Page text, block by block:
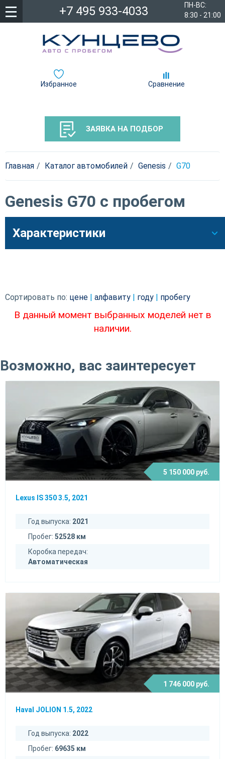
ПН-ВС:
8:30 - 21:00
+7 495 933-4033
Избранное Сравнение
ЗАЯВКА НА ПОДБОР
Главная Каталог автомобилей Genesis G70
Genesis G70 с пробегом
Характеристики
Сортировать по: цене алфавиту году пробегу
В данный момент выбранных моделей нет в
наличии.
Возможно, вас заинтересует
5 150 000 руб.
Lexus IS 350 3.5, 2021
Год выпуска: 2021
Пробег: 52528 км
Коробка передач:
Автоматическая
1 746 000 руб.
Haval JOLION 1.5, 2022
Год выпуска: 2022
Пробег: 69635 км